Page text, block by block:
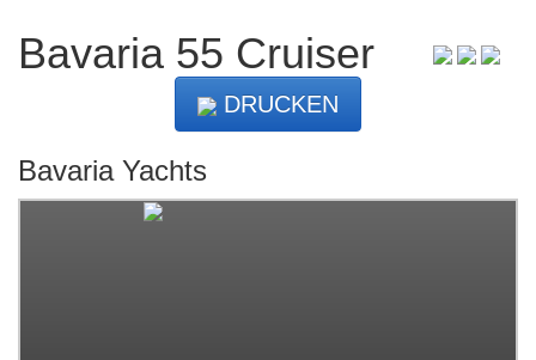
Bavaria 55 Cruiser
DRUCKEN
Bavaria Yachts